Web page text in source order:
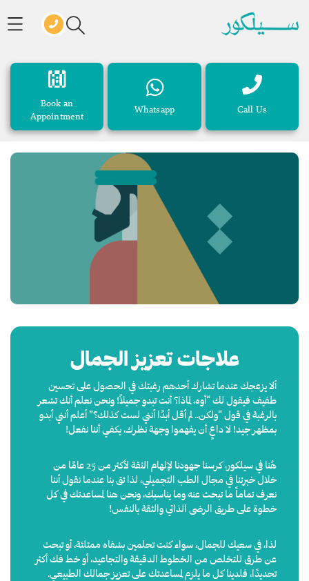
Call Us
Whatsapp
Book an
Appointment
علاجات تعزيز الجمال
ألا يزعجك عندما تشارك أحدهم رغبتك في الحصول على تحسين
طفيف فيقول لك “أوه، لماذا؟ أنت تبدو جميلاً! ونحن نعلم أنك تشعر
بالرغبة في قول “ولكن.. لم أقل أبدًا أنني لست كذلك؟” أعلم أنني أبدو
بمظهر جيد!لا داعٍأن يفهموا وجهة نظرك، يكفي أننا نفعل!
هُنا في سيلكور، كرسنا جهودنا لإلهام الثقة لأكثر من 25 عامًا من
خلال خبرتنا في مجال الطب التجميلي، لذا ثق بنا عندما نقول أننا
نعرف تماماً ما تبحث عنه وما يناسبك، ونحن هنا لمساعدتك في كل
خطوة على طريق الرضى الذاتي والثقة بالنفس!
لذا، في سعيك للجمال، سواء كنت تحلمين بشفاه ممتلئة، أو تبحث
عن طرق للتخلص من الخطوط الدقيقة والتجاعيد، أو خط فك أكثر
تحديدًا، فلدينا كل ما يلزم لمساعدتك على تعزيز جمالك الطبيعي.